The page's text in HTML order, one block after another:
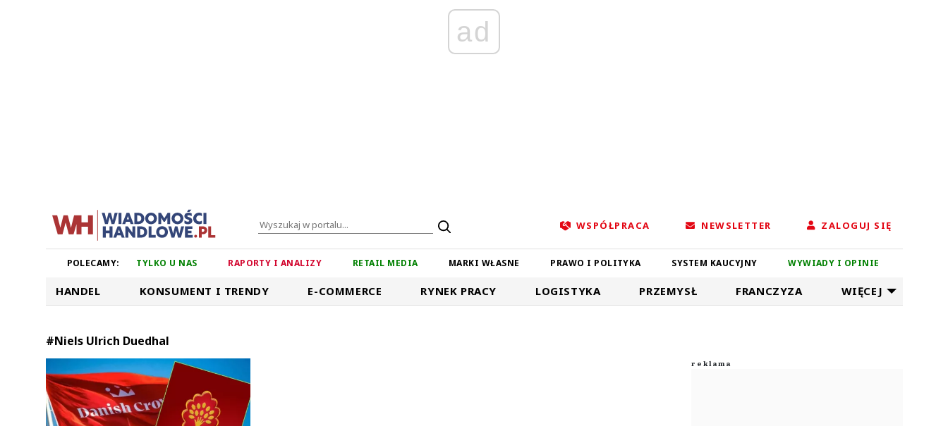
ad
WSPÓŁPRACA NEWSLETTER ZALOGUJ SIĘ
POLECAMY: TYLKO U NAS RAPORTY I ANALIZY RETAIL MEDIA MARKI WŁASNE PRAWO I POLITYKA SYSTEM KAUCYJNY WYWIADY I OPINIE
HANDEL KONSUMENT I TRENDY E-COMMERCE RYNEK PRACY LOGISTYKA PRZEMYSŁ FRANCZYZA WIĘCEJ
#Niels Ulrich Duedhal